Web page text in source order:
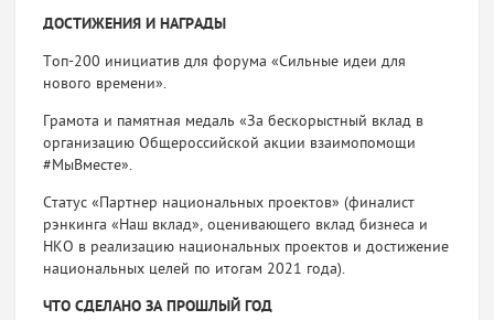
ДОСТИЖЕНИЯ И НАГРАДЫ
Топ-200 инициатив для форума «Сильные идеи для
нового времени».
Грамота и памятная медаль «За бескорыстный вклад в
орга­низацию Общероссийской акции взаимопомощи
#МыВместе».
Статус «Партнер национальных проектов» (финалист
рэнкин­га «Наш вклад», оценивающего вклад бизнеса и
НКО в реализа­цию национальных проектов и достижение
национальных целей по итогам 2021 года).
ЧТО СДЕЛАНО ЗА ПРОШЛЫЙ ГОД